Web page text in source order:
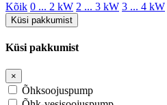
Kõik 0 ... 2 kW 2 ... 3 kW 3 ... 4 kW
Küsi pakkumist
Küsi pakkumist
×
Õhksoojuspump